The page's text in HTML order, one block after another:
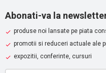
Abonati-va la
produse noi lansate pe piata
promotii si reduceri actuale ale
expozitii, conferinte, cursuri